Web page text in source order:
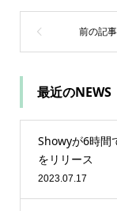
最近のNEWS
Showyが6時間
をリリース
2023.07.17